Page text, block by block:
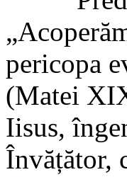
pericopa
(Matei
Iisus,
Învățător,